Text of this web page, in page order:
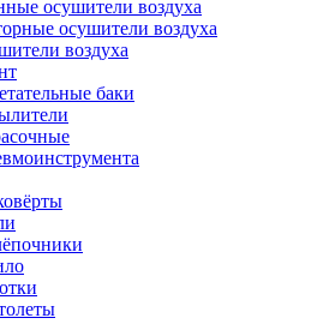
осушители воздуха
осушители воздуха
воздуха
баки